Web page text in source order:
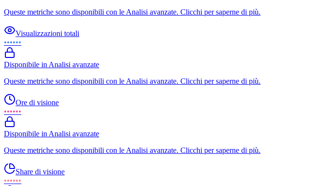
Queste metriche sono disponibili con le Analisi avanzate. Clicchi per saperne di più.
Visualizzazioni totali
••••••
Disponibile in Analisi avanzate
Queste metriche sono disponibili con le Analisi avanzate. Clicchi per saperne di più.
Ore di visione
••••••
Disponibile in Analisi avanzate
Queste metriche sono disponibili con le Analisi avanzate. Clicchi per saperne di più.
Share di visione
••••••